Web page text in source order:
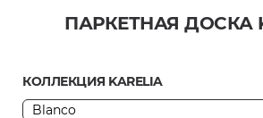
ПАРКЕТНАЯ ДОСКА
КОЛЛЕКЦИЯ KARELIA